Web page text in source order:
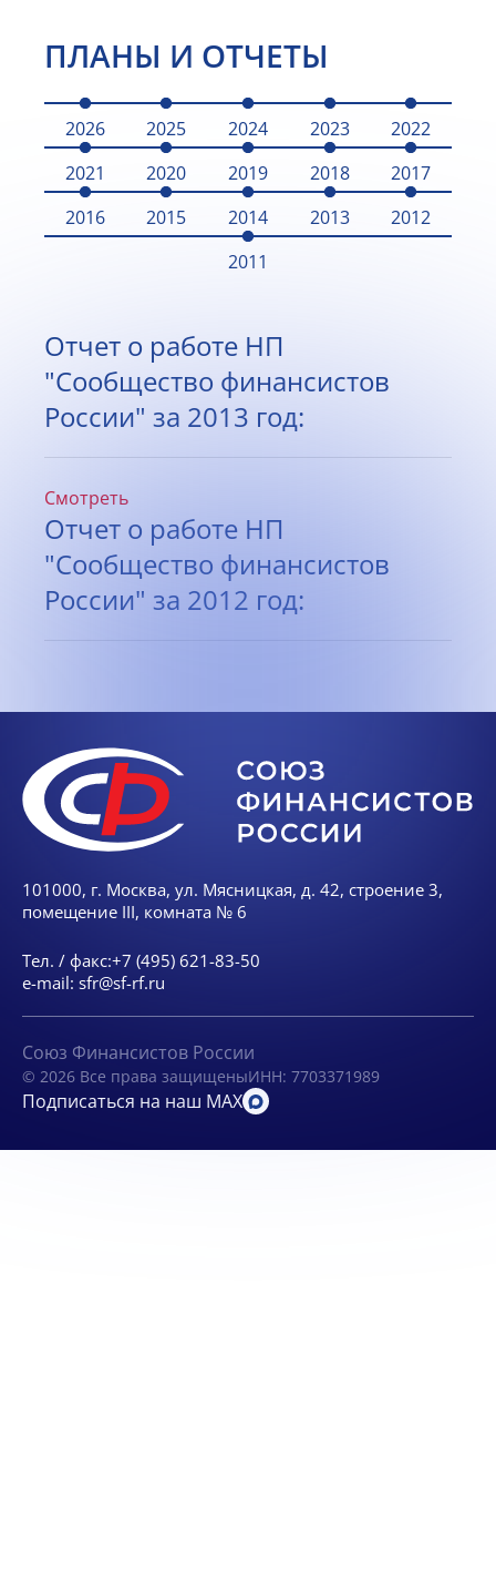
ПЛАНЫ И ОТЧЕТЫ
2026 2025 2024 2023
2022
2021
2020 2019 2018
2017
2016
2015 2014 2013
2012
2011
Отчет о работе НП
"Сообщество финансистов
России" за 2013 год:
Смотреть
Отчет о работе НП
"Сообщество финансистов
России" за 2012 год:
101000, г. Москва, ул. Мясницкая, д. 42, строение 3,
помещение III, комната № 6
Тел. / факс:+7 (495) 621-83-50
e-mail: sfr@sf-rf.ru
Союз Финансистов России
© 2026 Все права защищеныИНН: 7703371989
Подписаться на наш MAX